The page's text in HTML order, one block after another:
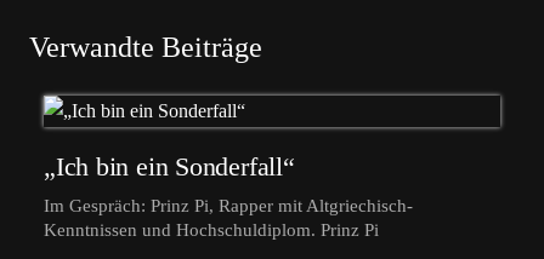
Verwandte Beiträge
„Ich bin ein Sonderfall“
Im Gespräch: Prinz Pi, Rapper mit Altgriechisch-
Kenntnissen und Hochschuldiplom. Prinz Pi